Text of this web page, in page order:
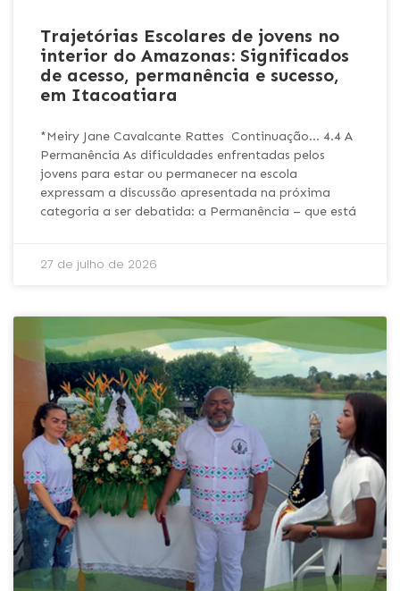
Trajetórias Escolares de jovens no
interior do Amazonas: Significados
de acesso, permanência e sucesso,
em Itacoatiara
*Meiry Jane Cavalcante Rattes Continuação… 4.4 A
Permanência As dificuldades enfrentadas pelos
jovens para estar ou permanecer na escola
expressam a discussão apresentada na próxima
categoria a ser debatida: a Permanência – que está
27 de julho de 2026